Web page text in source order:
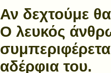
Αν δεχτούμε
Ο λευκός
αδέρφια του.